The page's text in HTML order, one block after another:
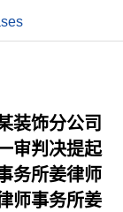
装饰分公司
审判决提起
务所姜律师
师事务所姜